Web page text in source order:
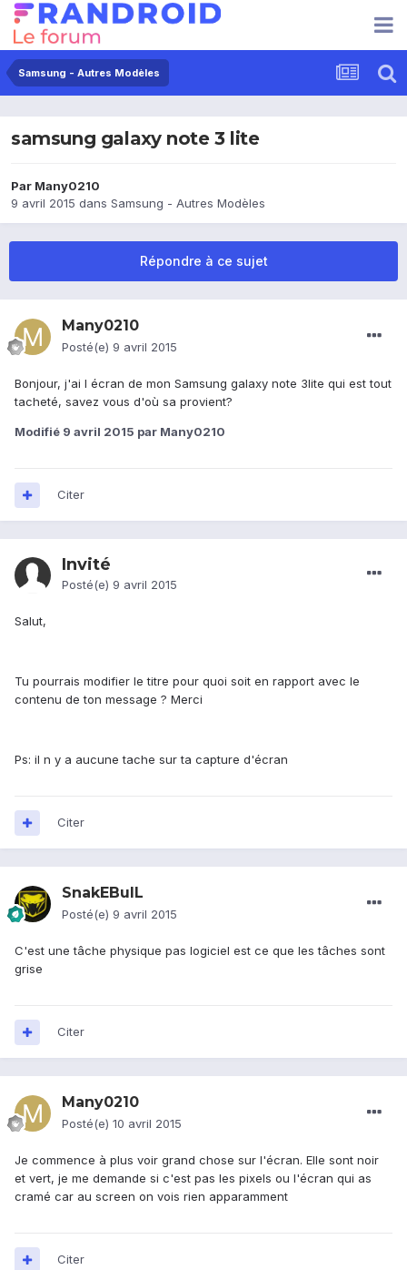
Samsung - Autres Modèles
samsung galaxy note 3 lite
Par Many0210
9 avril 2015 dans Samsung - Autres Modèles
Répondre à ce sujet
Many0210
Posté(e) 9 avril 2015
Bonjour, j'ai l écran de mon Samsung galaxy note 3lite qui est tout
tacheté, savez vous d'où sa provient?
Modifié 9 avril 2015 par Many0210
Citer
Invité
Posté(e) 9 avril 2015
Salut,
Tu pourrais modifier le titre pour quoi soit en rapport avec le
contenu de ton message ? Merci
Ps: il n y a aucune tache sur ta capture d'écran
Citer
SnakEBulL
Posté(e) 9 avril 2015
C'est une tâche physique pas logiciel est ce que les tâches sont
grise
Citer
Many0210
Posté(e) 10 avril 2015
Je commence à plus voir grand chose sur l'écran. Elle sont noir
et vert, je me demande si c'est pas les pixels ou l'écran qui as
cramé car au screen on vois rien apparamment
Citer